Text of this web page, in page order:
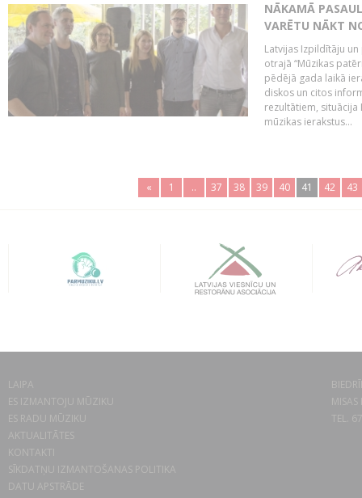
NĀKAMĀ
VARĒTU NĀKT
Latvijas Izpildītāju
otrajā “Mūzikas
pēdējā gada laikā
diskos un citos
rezultātiem, situācija
mūzikas ierakstus...
« 1 .. 37 38 39 40 41 42 43
LAIPA
ES IZMANTOJU MŪZIKU
ES RADU MŪZIKU
AKTUALITĀTES
KONTAKTI
SĪKDATŅU IZMANTOŠANAS POLITIKA
DATU APSTRĀDE
TEL.